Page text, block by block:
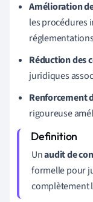
Amélioration
les procédures
Réduction des
juridiques
Renforcement
rigoureuse
Unaudit de
formelle pour
complètement